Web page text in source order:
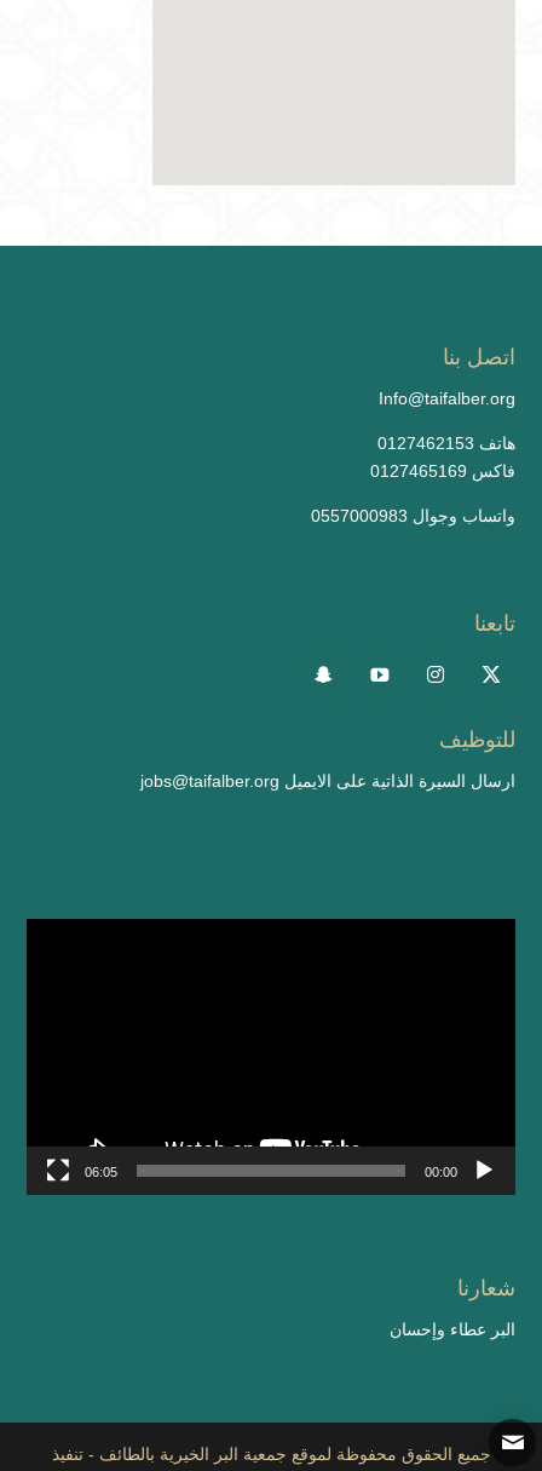
اتصل بنا
Info@taifalber.org
0127462153 هاتف
0127465169 فاكس
واتساب وجوال 0557000983
تابعنا
للتوظيف
ارسال السيرة الذاتية على الايميل jobs@taifalber.org
00:00
06:05
شعارنا
البر عطاء وإحسان
جميع الحقوق محفوظة لموقع جمعية البر الخيرية بالطائف - تنفيذ